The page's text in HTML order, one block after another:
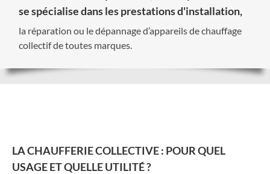
se spécialise dans les prestations d'installation,
la réparation ou le dépannage d’appareils de chauffage
collectif de toutes marques.
LA CHAUFFERIE COLLECTIVE : POUR QUEL
USAGE ET QUELLE UTILITÉ ?